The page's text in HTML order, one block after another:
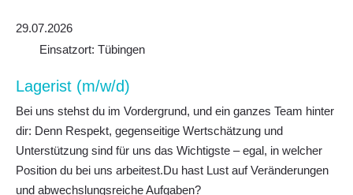
29.07.2026
Einsatzort: Tübingen
Lage­rist (m/w/d)
Bei uns stehst du im Vordergrund, und ein ganzes Team hinter
dir: Denn Respekt, gegenseitige Wertschätzung und
Unterstützung sind für uns das Wichtigste – egal, in welcher
Position du bei uns arbeitest.Du hast Lust auf Veränderungen
und abwechslungsreiche Aufgaben?